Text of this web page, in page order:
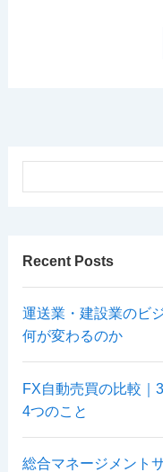
Recent Posts
運送業・建設業のビ
何が変わるのか
FX自動売買の比較｜
4つのこと
総合マネージメント